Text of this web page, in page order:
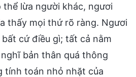
thể lừa người khác, ngươi
thấy mọi thứ rõ ràng. Ngươi
cứ điều gì; tất cả nằm
bản thân quá thông
tính toán nhỏ nhặt của